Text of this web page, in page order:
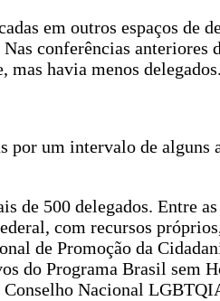
em outros espaços de
conferências anteriores
havia menos delegados.
por um intervalo de alguns
de 500 delegados. Entre
com recursos
de Promoção da
do Programa Brasil sem
Conselho Nacional